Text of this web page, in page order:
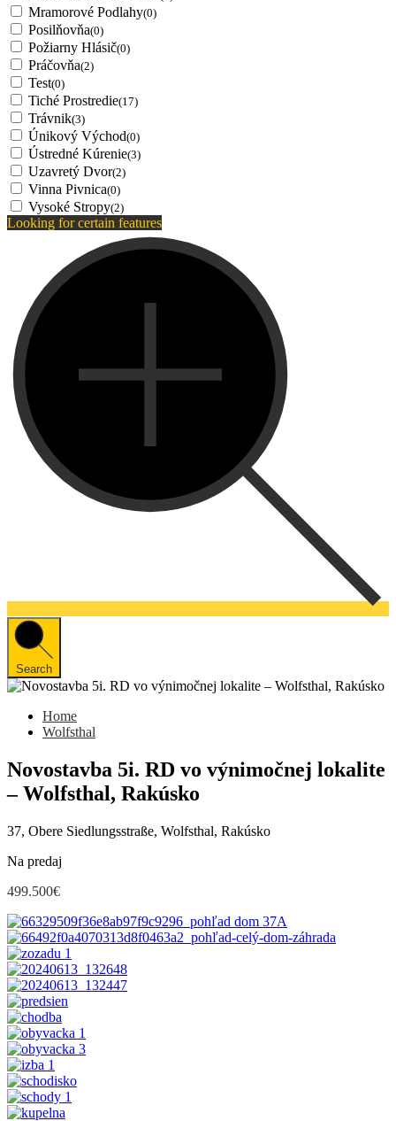
Mramorové Podlahy(0)
Posilňovňa(0)
Požiarny Hlásič(0)
Práčovňa(2)
Test(0)
Tiché Prostredie(17)
Trávnik(3)
Únikový Východ(0)
Ústredné Kúrenie(3)
Uzavretý Dvor(2)
Vinna Pivnica(0)
Vysoké Stropy(2)
Looking for certain features
Search
Home
Wolfsthal
Novostavba 5i. RD vo výnimočnej lokalite
– Wolfsthal, Rakúsko
37, Obere Siedlungsstraße, Wolfsthal, Rakúsko
Na predaj
499.500€